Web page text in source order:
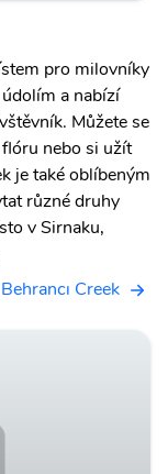
pro milovníky
a nabízí
Můžete se
nebo si užít
je také oblíbeným
různé druhy
v Sirnaku,
Creek